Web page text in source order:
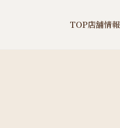
TOP店舗情報